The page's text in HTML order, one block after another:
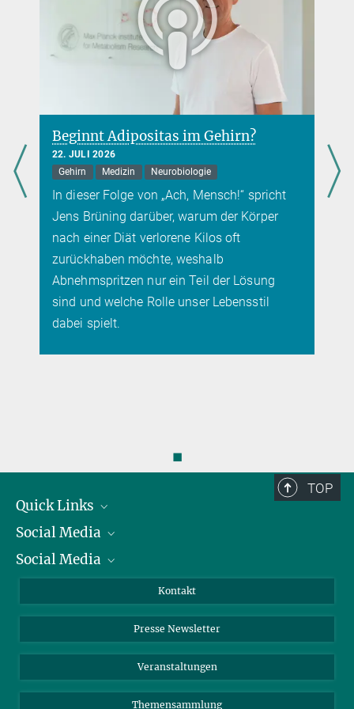
Beginnt Adipositas im Gehirn?
22. JULI 2026
Gehirn
Medizin Neurobiologie
In dieser Folge von „Ach, Mensch!“ spricht
Jens Brüning darüber, warum der Körper
nach einer Diät verlorene Kilos oft
zurückhaben möchte, weshalb
Abnehmspritzen nur ein Teil der Lösung
sind und welche Rolle unser Lebensstil
dabei spielt.
◼
TOP
Quick Links
Präsident
Zahlen und Fakten
Social Media
Bluesky
TikTok
Social Media
Instagram
YouTube
Kontakt
Presse Newsletter
Veranstaltungen
Themensammlung